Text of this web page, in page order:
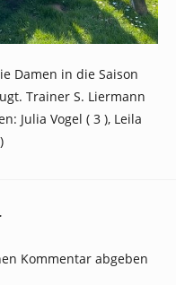
Damen in die Saison
Trainer S. Liermann
Julia Vogel ( 3 ), Leila
Kommentar abgeben